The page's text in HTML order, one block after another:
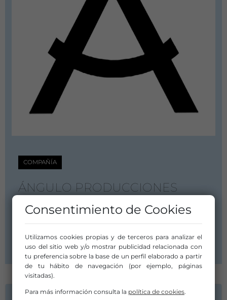
COMPAÑÍA
ÁNGULO PRODUCCIONES
C/Orinoco Nº7 Piso 4 Pta 4
Islas Canarias
INFORMACIÓN DE CONTACTO
Consentimiento de Cookies
Utilizamos cookies propias y de terceros para analizar el
uso del sitio web y/o mostrar publicidad relacionada con
tu preferencia sobre la base de un perfil elaborado a partir
de tu hábito de navegación (por ejemplo, páginas
visitadas).
Para más información consulta la política de cookies.